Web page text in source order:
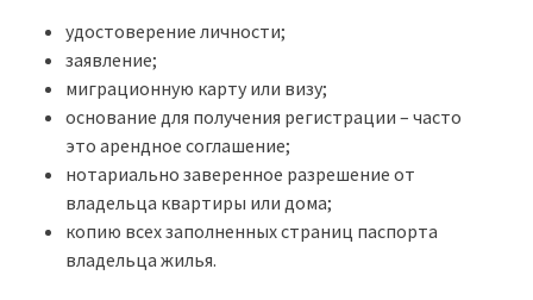
удостоверение личности;
заявление;
миграционную карту или визу;
основание для получения регистрации – часто
это арендное соглашение;
нотариально заверенное разрешение от
владельца квартиры или дома;
копию всех заполненных страниц паспорта
владельца жилья.